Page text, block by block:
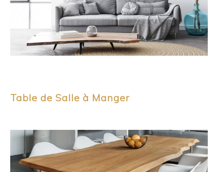
Table de Salle à Manger